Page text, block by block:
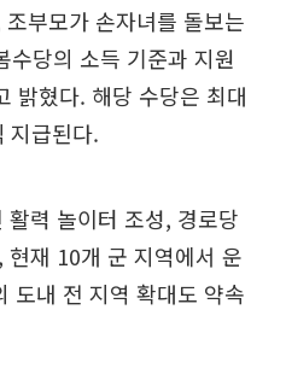
부모가 손자녀를 돌보는
수당의 소득 기준과 지원
밝혔다. 해당 수당은 최대
지급된다.
력 놀이터 조성, 경로당
재 10개 군 지역에서 운
도내 전 지역 확대도 약속